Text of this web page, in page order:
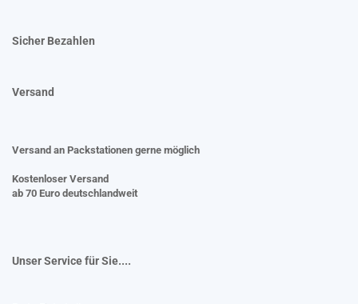
Sicher Bezahlen
Versand
Versand an Packstationen gerne möglich
Kostenloser Versand
ab 70 Euro deutschlandweit
Unser Service für Sie....